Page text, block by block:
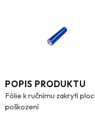
POPIS PRODUKTU
Fólie k ručnímu zakrytí
poškození